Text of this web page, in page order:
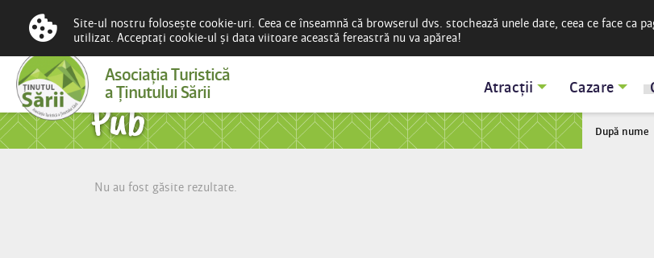
Asociaţia Turistică
a Ţinutului Sării Atracții Cazare
Pub După nume
Nu au fost găsite rezultate.
Site-ul nostru folosește cookie-uri. Ceea ce înseamnă că browserul dvs. stochează unele date, ceea ce face ca
utilizat. Acceptați cookie-ul și data viitoare această fereastră nu va apărea!